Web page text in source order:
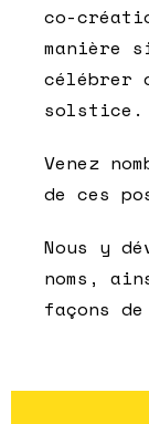
co-
manière
célébrer
solstice.
Venez
de ces
Nous y
noms,
façons